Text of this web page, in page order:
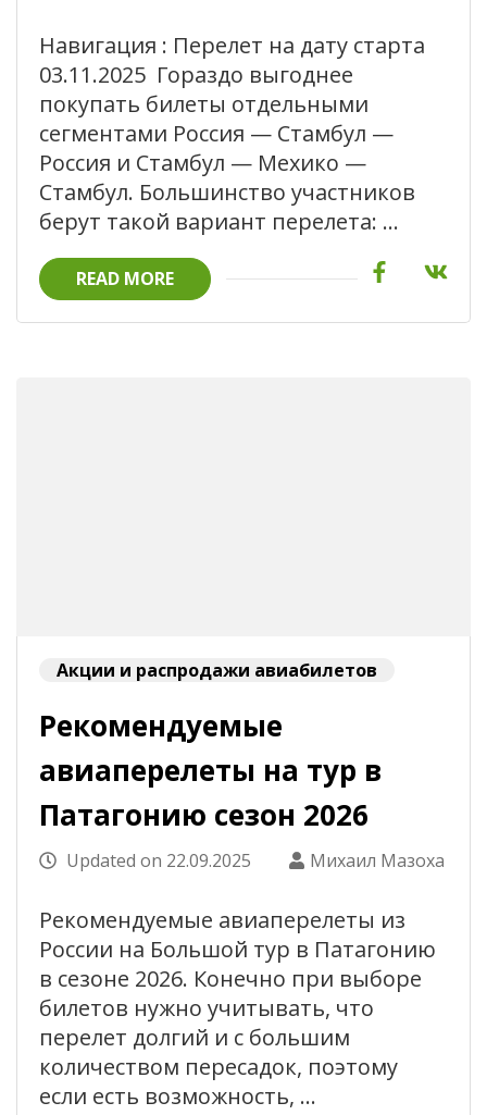
Навигация : Перелет на дату старта
03.11.2025 Гораздо выгоднее
покупать билеты отдельными
сегментами Россия — Стамбул —
Россия и Стамбул — Мехико —
Стамбул. Большинство участников
берут такой вариант перелета: …
READ MORE
Акции и распродажи авиабилетов
Рекомендуемые
авиаперелеты на тур в
Патагонию сезон 2026
Updated on 22.09.2025 Михаил Мазоха
Рекомендуемые авиаперелеты из
России на Большой тур в Патагонию
в сезоне 2026. Конечно при выборе
билетов нужно учитывать, что
перелет долгий и с большим
количеством пересадок, поэтому
если есть возможность, …